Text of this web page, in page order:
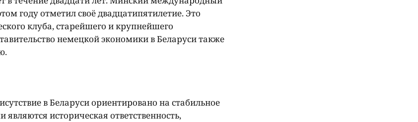
году отметил своё двадцатипятилетие. Это
клуба, старейшего и крупнейшего
немецкой экономики в Беларуси также
в Беларуси ориентировано на стабильное
историческая ответственность,